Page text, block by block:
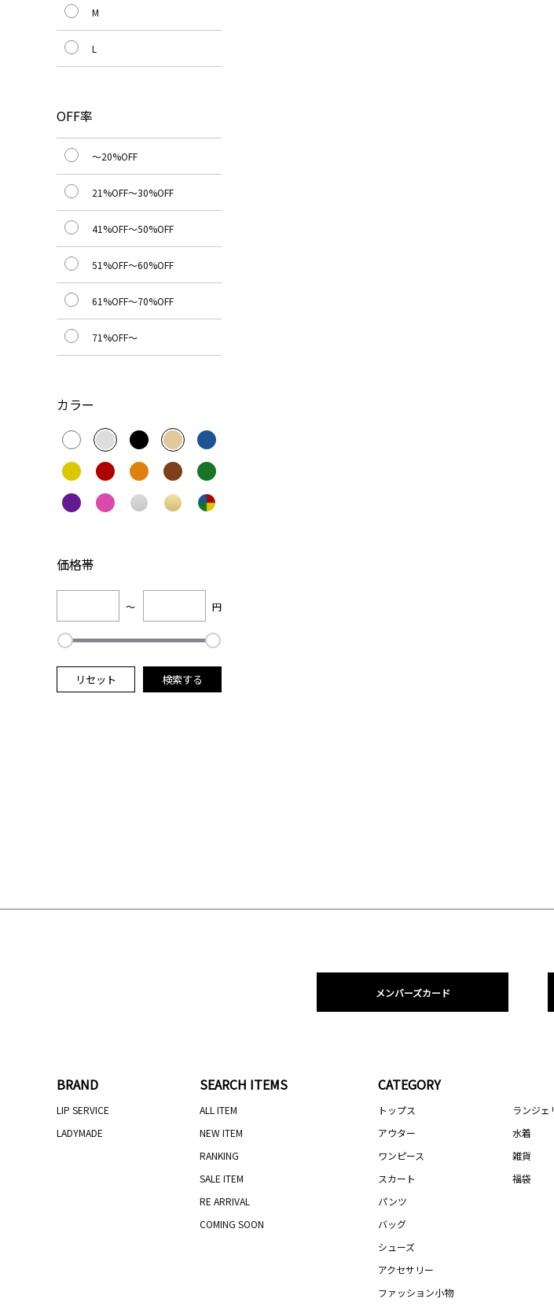
M
L
OFF率
～20%OFF
21%OFF～30%OFF
41%OFF～50%OFF
51%OFF～60%OFF
61%OFF～70%OFF
71%OFF～
カラー
価格帯
～ 円
リセット 検索する
メンバーズカード
BRAND
LIP SERVICE
LADYMADE
SEARCH ITEMS
ALL ITEM
NEW ITEM
RANKING
SALE ITEM
RE ARRIVAL
COMING SOON
CATEGORY
トップス
アウター
ワンピース
スカート
パンツ
バッグ
シューズ
アクセサリー
ファッション小物
ランジ
水着
雑貨
福袋